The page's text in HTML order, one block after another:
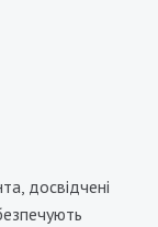
досвідчені